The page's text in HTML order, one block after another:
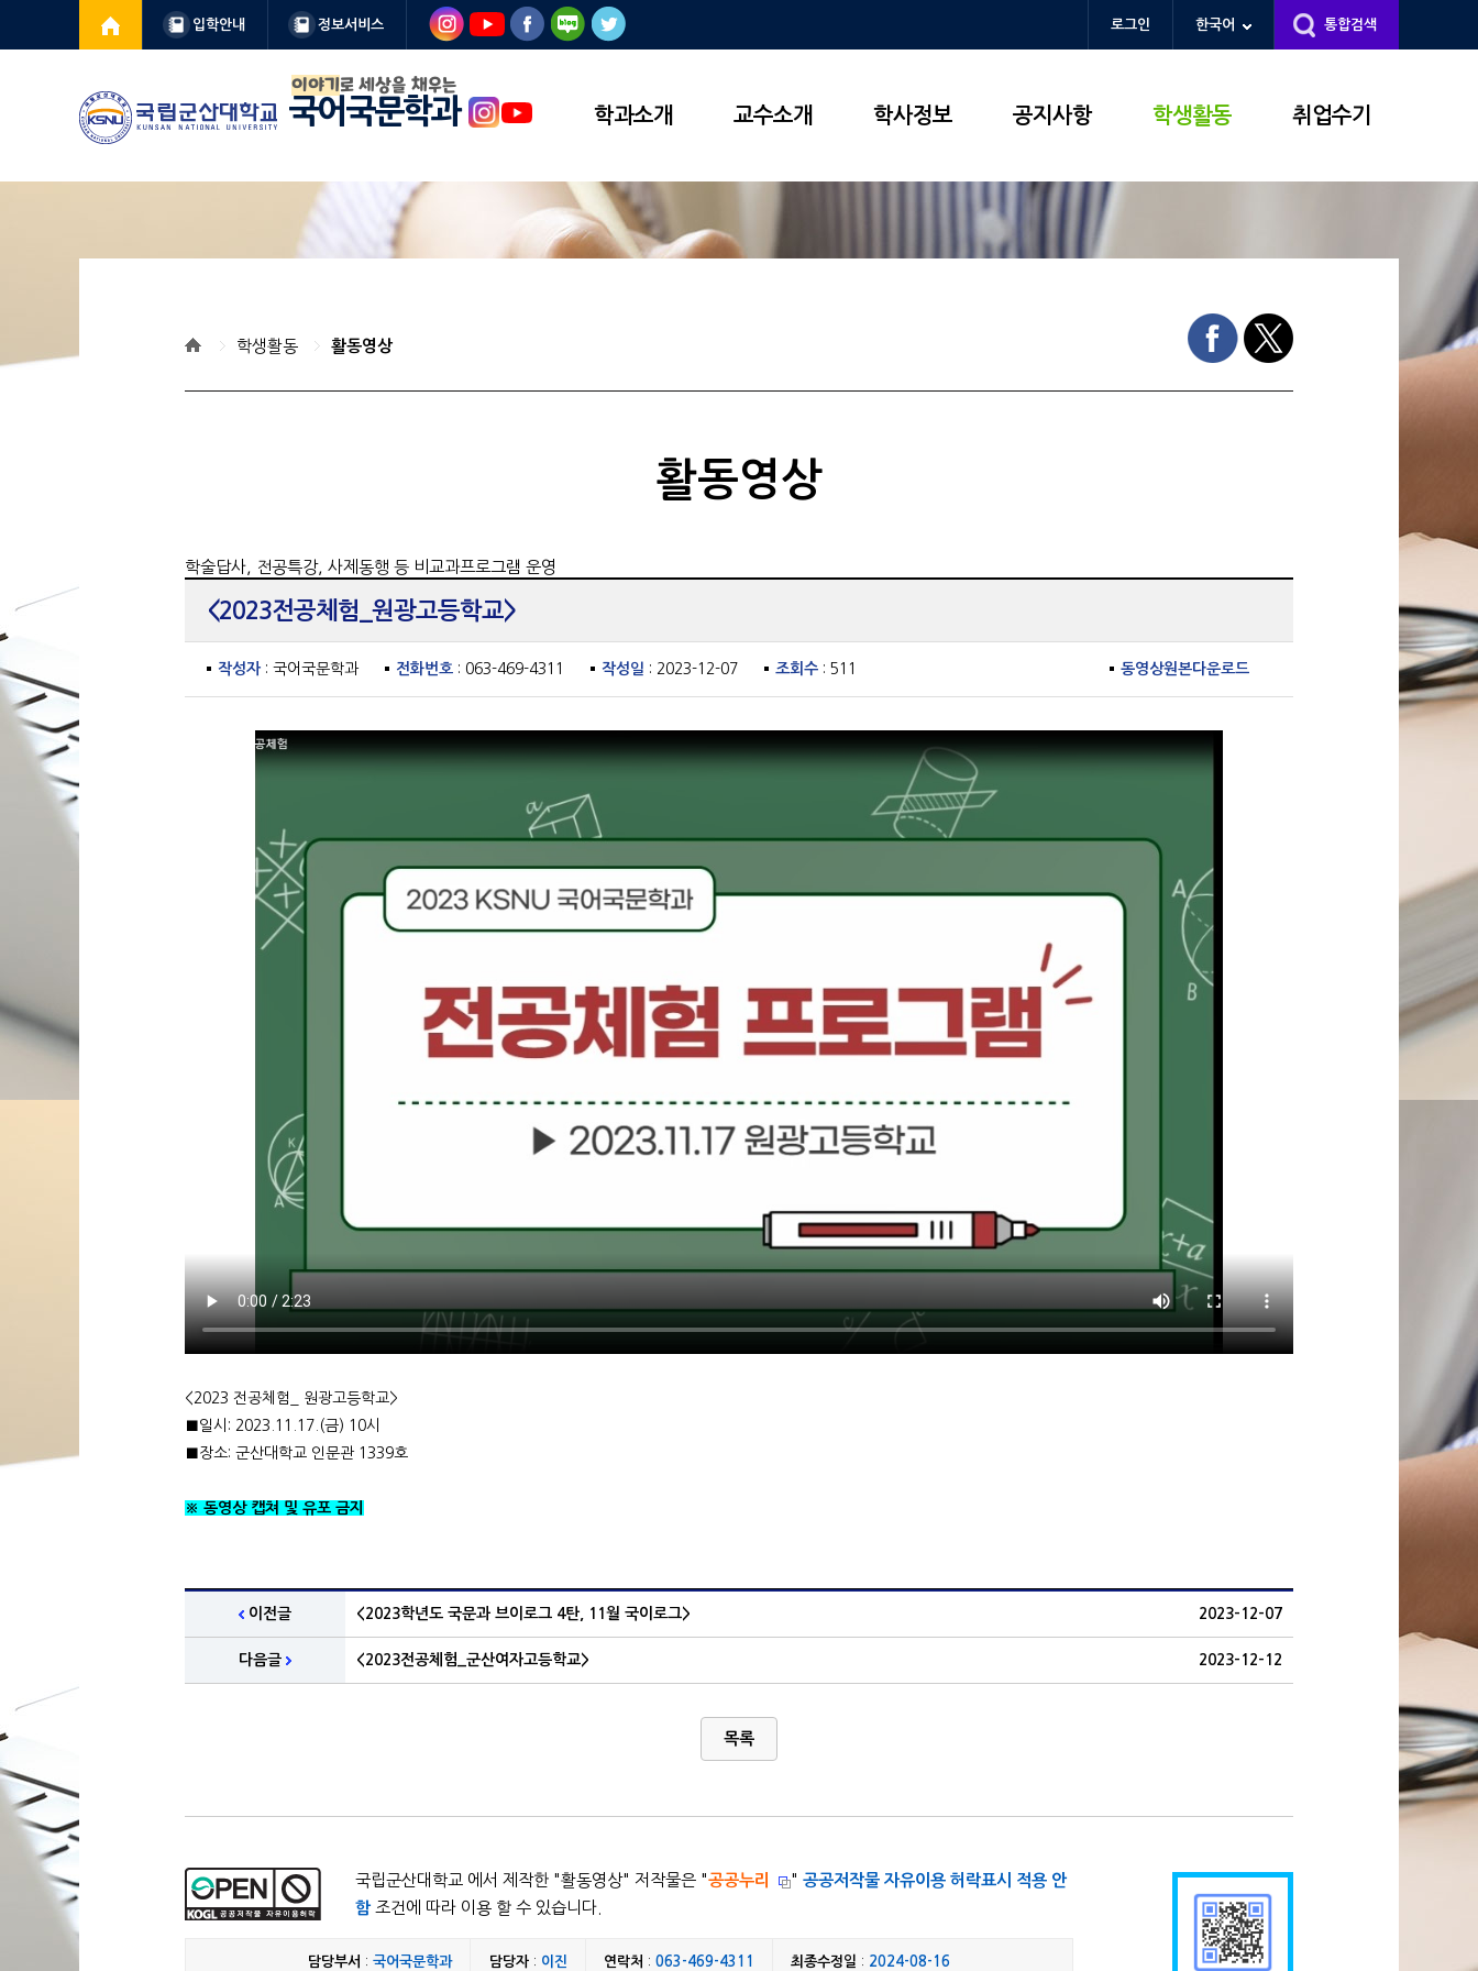
입학안내 정보서비스 로그인 한국어 통합검색
이야기로 세상을 채우는
국어국문학과 학과소개 교수소개 학사정보 공지사항 학생활동 취업수기
학생활동 활동영상
활동영상
학술답사, 전공특강, 사제동행 등 비교과프로그램 운영
<2023전공체험_원광고등학교>
작성자 : 국어국문학과 전화번호 : 063-469-4311 작성일 : 2023-12-07 조회수 : 511 동영상원본다운로드
<2023 전공체험_ 원광고등학교>
■일시: 2023.11.17.(금) 10시
■장소: 군산대학교 인문관 1339호
※ 동영상 캡쳐 및 유포 금지
이전글 <2023학년도 국문과 브이로그 4탄, 11월 국이로그> 2023-12-07
다음글 <2023전공체험_군산여자고등학교> 2023-12-12
목록
국립군산대학교 에서 제작한 "활동영상" 저작물은 "공공누리 " 공공저작물 자유이용 허락표시 적용 안
함조건에 따라 이용 할 수 있습니다.
담당부서 :국어국문학과 담당자: 이진 연락처 : 063-469-4311 최종수정일 : 2024-08-16